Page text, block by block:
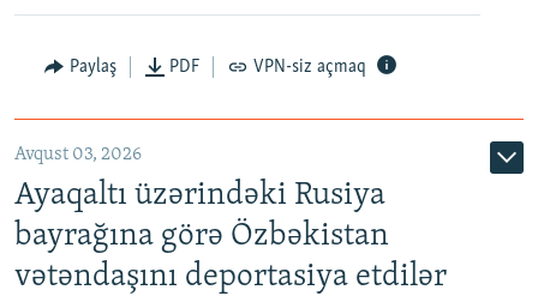
Paylaş PDF VPN-siz açmaq
Avqust 03, 2026
Ayaqaltı üzərindəki Rusiya
bayrağına görə Özbəkistan
vətəndaşını deportasiya etdilər